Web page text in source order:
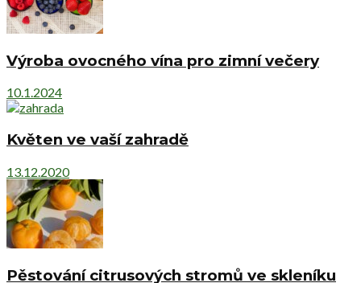
Výroba ovocného vína pro zimní večery
10.1.2024
Květen ve vaší zahradě
13.12.2020
Pěstování citrusových stromů ve skleníku